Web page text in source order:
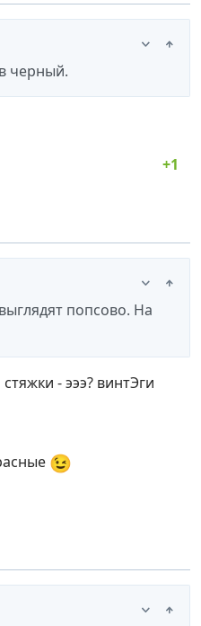
черный.
попсово. На
- эээ? винтЭги
😉